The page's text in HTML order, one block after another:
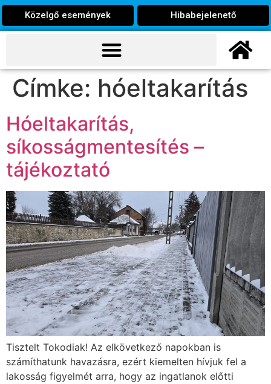
Közelgő események Hibabejelenető
Címke: hóeltakarítás
Hóeltakarítás,
síkosságmentesítés –
tájékoztató
Tisztelt Tokodiak! Az elkövetkező napokban is
számíthatunk havazásra, ezért kiemelten hívjuk fel a
lakosság figyelmét arra, hogy az ingatlanok előtti